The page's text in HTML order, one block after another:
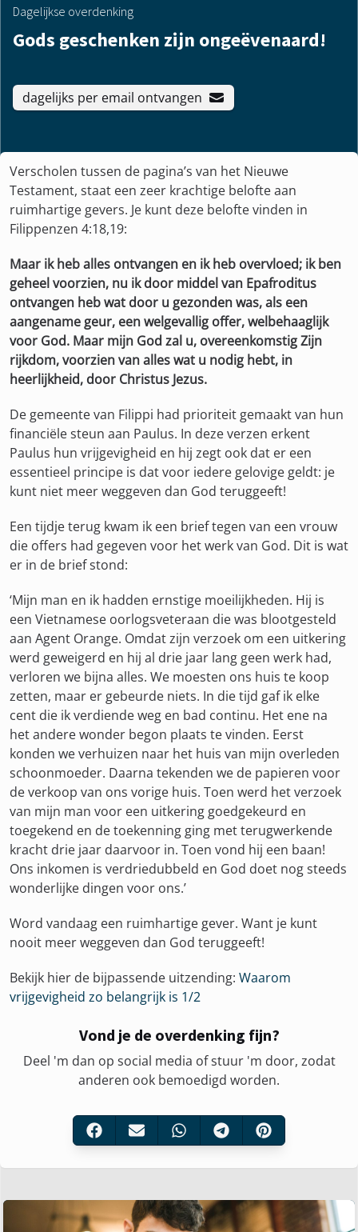
Dagelijkse overdenking
Gods geschenken zijn ongeëvenaard!
dagelijks per email ontvangen
Verscholen tussen de pagina’s van het Nieuwe
Testament, staat een zeer krachtige belofte aan
ruimhartige gevers. Je kunt deze belofte vinden in
Filippenzen 4:18,19:
Maar ik heb alles ontvangen en ik heb overvloed; ik ben
geheel voorzien, nu ik door middel van Epafroditus
ontvangen heb wat door u gezonden was, als een
aangename geur, een welgevallig offer, welbehaaglijk
voor God. Maar mijn God zal u, overeenkomstig Zijn
rijkdom, voorzien van alles wat u nodig hebt, in
heerlijkheid, door Christus Jezus.
De gemeente van Filippi had prioriteit gemaakt van hun
financiële steun aan Paulus. In deze verzen erkent
Paulus hun vrijgevigheid en hij zegt ook dat er een
essentieel principe is dat voor iedere gelovige geldt: je
kunt niet meer weggeven dan God teruggeeft!
Een tijdje terug kwam ik een brief tegen van een vrouw
die offers had gegeven voor het werk van God. Dit is wat
er in de brief stond:
‘Mijn man en ik hadden ernstige moeilijkheden. Hij is
een Vietnamese oorlogsveteraan die was blootgesteld
aan Agent Orange. Omdat zijn verzoek om een uitkering
werd geweigerd en hij al drie jaar lang geen werk had,
verloren we bijna alles. We moesten ons huis te koop
zetten, maar er gebeurde niets. In die tijd gaf ik elke
cent die ik verdiende weg en bad continu. Het ene na
het andere wonder begon plaats te vinden. Eerst
konden we verhuizen naar het huis van mijn overleden
schoonmoeder. Daarna tekenden we de papieren voor
de verkoop van ons vorige huis. Toen werd het verzoek
van mijn man voor een uitkering goedgekeurd en
toegekend en de toekenning ging met terugwerkende
kracht drie jaar daarvoor in. Toen vond hij een baan!
Ons inkomen is verdriedubbeld en God doet nog steeds
wonderlijke dingen voor ons.’
Word vandaag een ruimhartige gever. Want je kunt
nooit meer weggeven dan God teruggeeft!
Bekijk hier de bijpassende uitzending: Waarom
vrijgevigheid zo belangrijk is 1/2
Vond je de overdenking fijn?
Deel 'm dan op social media of stuur 'm door, zodat
anderen ook bemoedigd worden.